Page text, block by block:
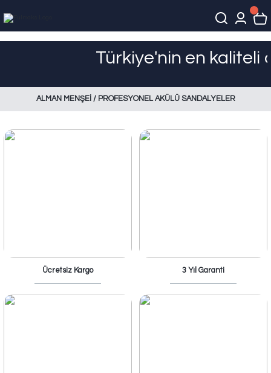
Türkiye'nin en kaliteli
ALMAN MENŞEİ / PROFESYONEL AKÜLÜ SANDALYELER
Ücretsiz Kargo 3 Yıl Garanti